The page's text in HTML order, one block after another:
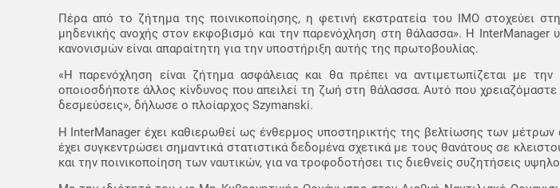
Πέρα από το ζήτημα της ποινικοποίησης, η φετινή εκστρατεία του ΙΜΟ στοχεύει
μηδενικής ανοχής στον εκφοβισμό και την παρενόχληση στη θάλασσα». Η InterManager
κανονισμών είναι απαραίτητη για την υποστήριξη αυτής της πρωτοβουλίας.
«Η παρενόχληση είναι ζήτημα ασφάλειας και θα πρέπει να αντιμετωπίζεται με
οποιοσδήποτε άλλος κίνδυνος που απειλεί τη ζωή στη θάλασσα. Αυτό που χρειαζόμαστε
δεσμεύσεις», δήλωσε ο πλοίαρχος Szymanski.
Η InterManager έχει καθιερωθεί ως ένθερμος υποστηρικτής της βελτίωσης των μέτρων
έχει συγκεντρώσει σημαντικά στατιστικά δεδομένα σχετικά με τους θανάτους σε
και την ποινικοποίηση των ναυτικών, για να τροφοδοτήσει τις διεθνείς συζητήσεις